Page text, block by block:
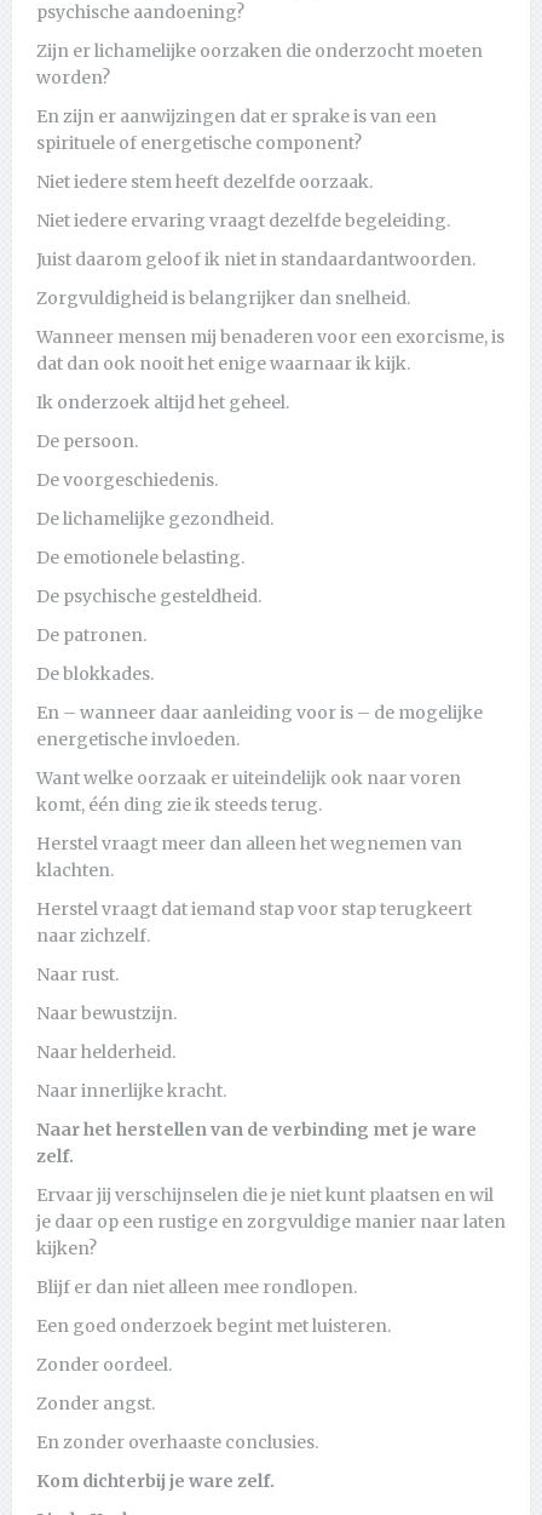
psychische aandoening?
Zijn er lichamelijke oorzaken die onderzocht moeten
worden?
En zijn er aanwijzingen dat er sprake is van een
spirituele of energetische component?
Niet iedere stem heeft dezelfde oorzaak.
Niet iedere ervaring vraagt dezelfde begeleiding.
Juist daarom geloof ik niet in standaardantwoorden.
Zorgvuldigheid is belangrijker dan snelheid.
Wanneer mensen mij benaderen voor een exorcisme, is
dat dan ook nooit het enige waarnaar ik kijk.
Ik onderzoek altijd het geheel.
De persoon.
De voorgeschiedenis.
De lichamelijke gezondheid.
De emotionele belasting.
De psychische gesteldheid.
De patronen.
De blokkades.
En – wanneer daar aanleiding voor is – de mogelijke
energetische invloeden.
Want welke oorzaak er uiteindelijk ook naar voren
komt, één ding zie ik steeds terug.
Herstel vraagt meer dan alleen het wegnemen van
klachten.
Herstel vraagt dat iemand stap voor stap terugkeert
naar zichzelf.
Naar rust.
Naar bewustzijn.
Naar helderheid.
Naar innerlijke kracht.
Naar het herstellen van de verbinding met je ware
zelf.
Ervaar jij verschijnselen die je niet kunt plaatsen en wil
je daar op een rustige en zorgvuldige manier naar laten
kijken?
Blijf er dan niet alleen mee rondlopen.
Een goed onderzoek begint met luisteren.
Zonder oordeel.
Zonder angst.
En zonder overhaaste conclusies.
Kom dichterbij je ware zelf.